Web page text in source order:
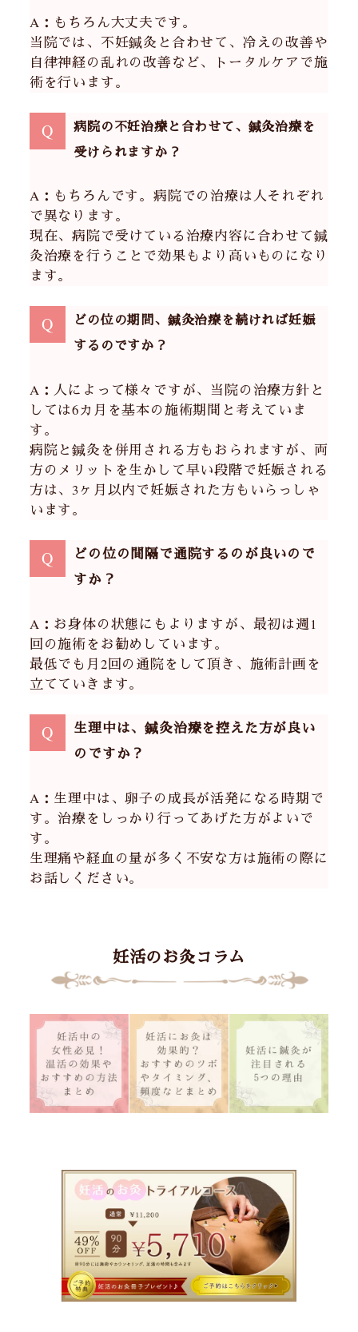
A：もちろん大丈夫です。
当院では、不妊鍼灸と合わせて、冷えの改善や
自律神経の乱れの改善など、トータルケアで施
術を行います。
Q
病院の不妊治療と合わせて、鍼灸治療を
受けられますか？
A：もちろんです。病院での治療は人それぞれ
で異なります。
現在、病院で受けている治療内容に合わせて鍼
灸治療を行うことで効果もより高いものになり
ます。
Q
どの位の期間、鍼灸治療を続ければ妊娠
するのですか？
A：人によって様々ですが、当院の治療方針と
しては6カ月を基本の施術期間と考えていま
す。
病院と鍼灸を併用される方もおられますが、両
方のメリットを生かして早い段階で妊娠される
方は、3ヶ月以内で妊娠された方もいらっしゃ
います。
Q
どの位の間隔で通院するのが良いので
すか？
A：お身体の状態にもよりますが、最初は週1
回の施術をお勧めしています。
最低でも月2回の通院をして頂き、施術計画を
立てていきます。
Q
生理中は、鍼灸治療を控えた方が良い
のですか？
A：生理中は、卵子の成長が活発になる時期で
す。治療をしっかり行ってあげた方がよいで
す。
生理痛や経血の量が多く不安な方は施術の際に
お話しください。
妊活のお灸コラム